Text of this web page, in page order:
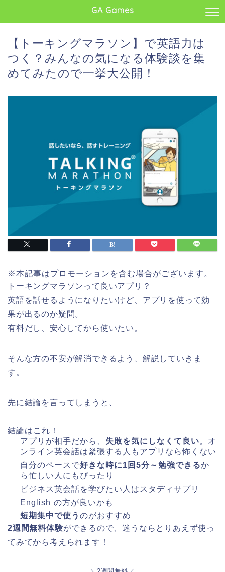
GA Games
【トーキングマラソン】で英語力は
つく？みんなの気になる体験談を集
めてみたので一挙大公開！
※本記事はプロモーションを含む場合がございます。
トーキングマラソンって良いアプリ？
英語を話せるようになりたいけど、アプリを使って効
果が出るのか疑問。
有料だし、安心してから使いたい。
そんな方の不安が解消できるよう、解説していきま
す。
先に結論を言ってしまうと、
結論はこれ！
アプリが相手だから、 失敗を気にしなくて良い。オ
ンライン英会話は緊張する人もアプリなら怖くない
自分のペースで好きな時に1回5分～勉強できるか
ら忙しい人にもぴったり
ビジネス英会話を学びたい人はスタディサプリ
English の方が良いかも
短期集中で使う のがおすすめ
2週間無料体験ができるので、迷うならとりあえず使っ
てみてから考えられます！